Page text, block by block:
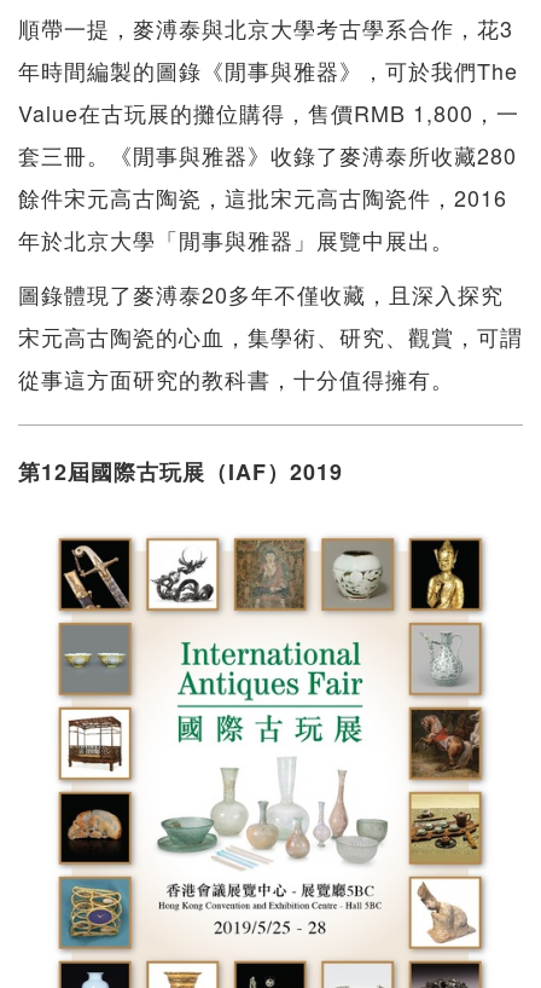
順帶一提，麥溥泰與北京大學考古學系合作，花3
年時間編製的圖錄《閒事與雅器》，可於我們The
Value在古玩展的攤位購得，售價RMB 1,800，一
套三冊。《閒事與雅器》收錄了麥溥泰所收藏280
餘件宋元高古陶瓷，這批宋元高古陶瓷件，2016
年於北京大學「閒事與雅器」展覽中展出。
圖錄體現了麥溥泰20多年不僅收藏，且深入探究
宋元高古陶瓷的心血，集學術、研究、觀賞，可謂
從事這方面研究的教科書，十分值得擁有。
第12屆國際古玩展（IAF）2019